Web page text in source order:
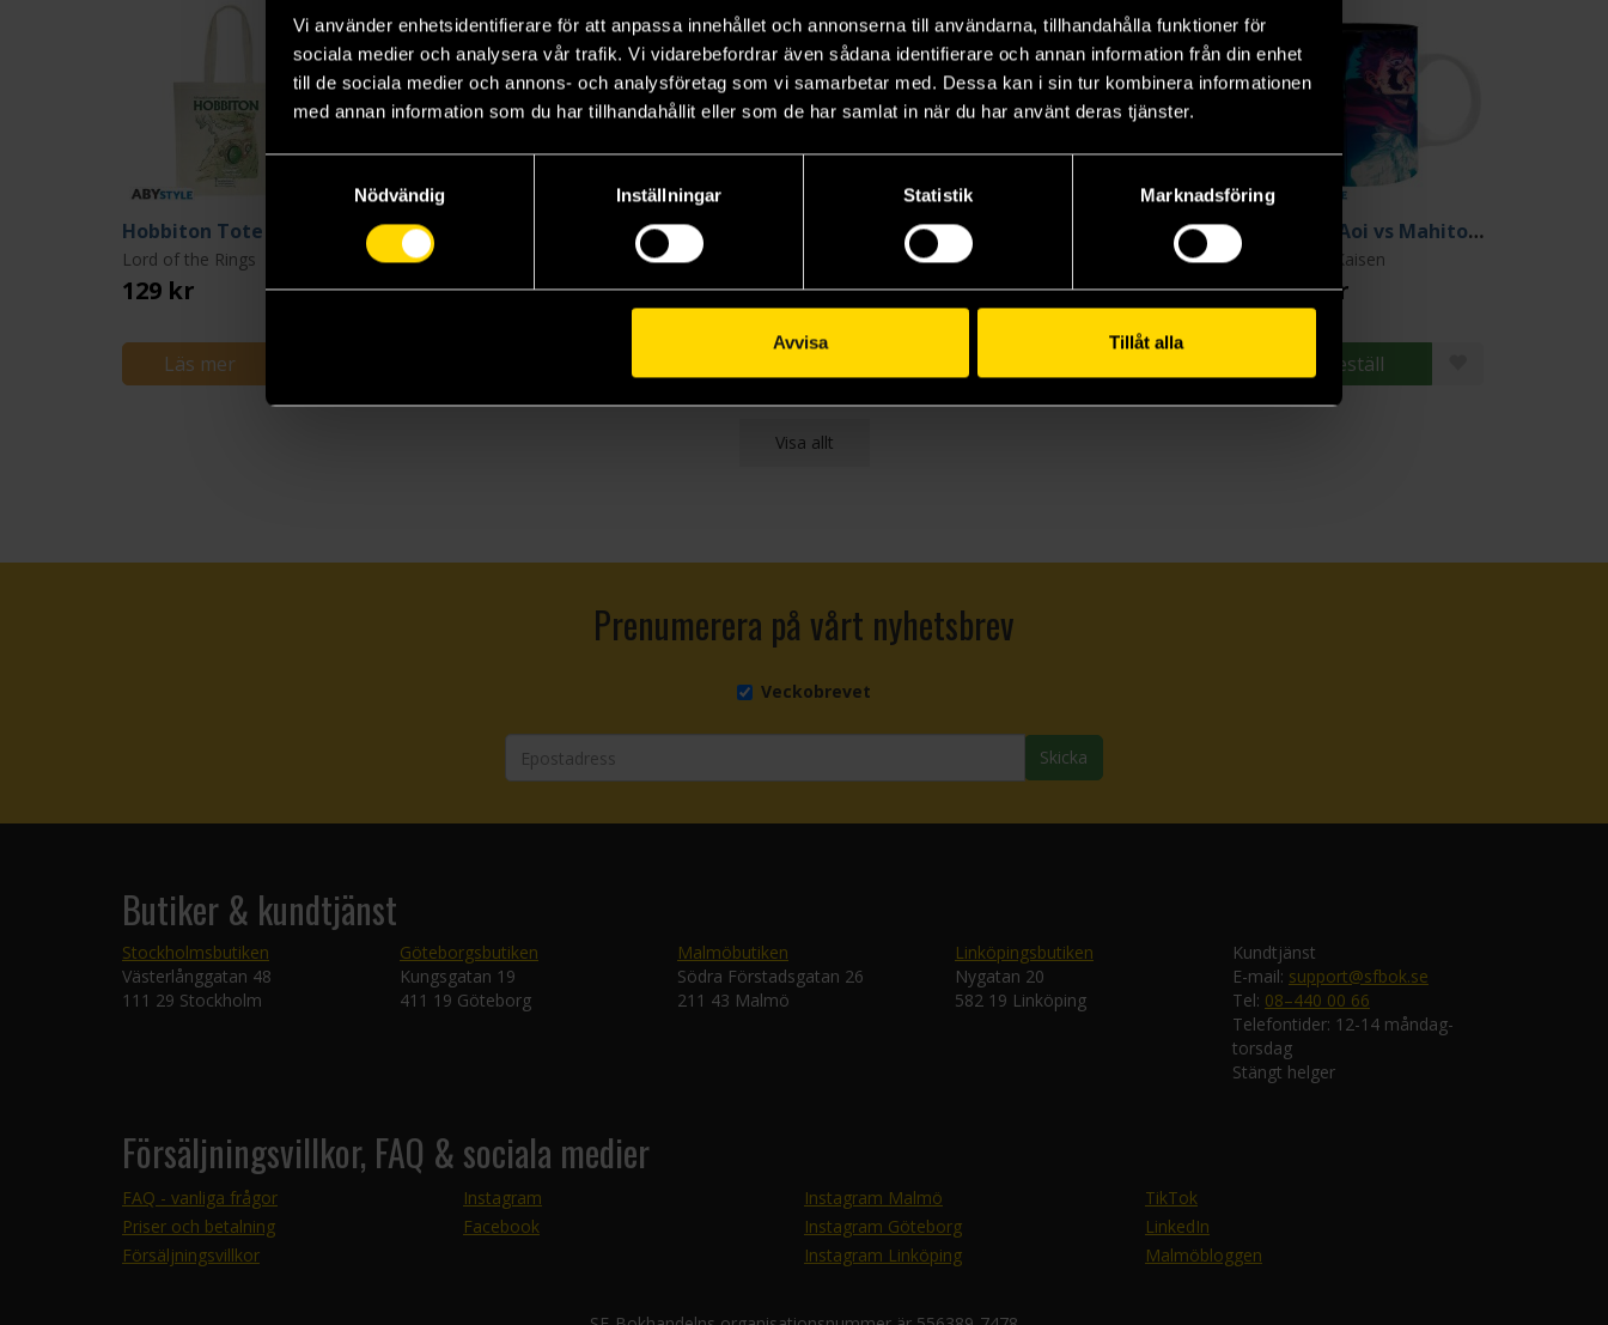
Vi använder enhetsidentifierare för att anpassa innehållet och annonserna till användarna, tillhandahålla funktioner för
sociala medier och analysera vår trafik. Vi vidarebefordrar även sådana identifierare och annan information från din enhet
till de sociala medier och annons- och analysföretag som vi samarbetar med. Dessa kan i sin tur kombinera informationen
med annan information som du har tillhandahållit eller som de har samlat in när du har använt deras tjänster.
Nödvändig
Inställningar Statistik Marknadsföring
Avvisa Tillåt alla
Hobbiton Tote Bag
Lord of the Rings
129 kr
Läs mer
Attack on Titan
169 kr
Misa PVC Figurine
Death Note
549 kr 129 kr
Brook Replica Glasses
299 kr
Yuji & Aoi vs Mahito Mug 320 ml
Jujutsu Kaisen
179 kr
Beställ
Visa allt
Prenumerera på vårt nyhetsbrev
Veckobrevet
Skicka
Butiker & kundtjänst
Stockholmsbutiken
Västerlånggatan 48
111 29 Stockholm
Göteborgsbutiken
Kungsgatan 19
411 19 Göteborg
Malmöbutiken
Södra Förstadsgatan 26
211 43 Malmö
Linköpingsbutiken
Nygatan 20
582 19 Linköping
Kundtjänst
E-mail: support@sfbok.se
Tel: 08–440 00 66
Telefontider: 12-14 måndag-
torsdag
Stängt helger
Försäljningsvillkor, FAQ & sociala medier
FAQ - vanliga frågor
Priser och betalning
Försäljningsvillkor
Instagram
Facebook
Instagram Malmö
Instagram Göteborg
Instagram Linköping
TikTok
LinkedIn
Malmöbloggen